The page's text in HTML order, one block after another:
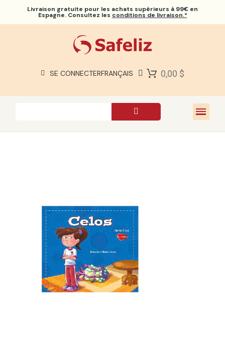
Livraison gratuite pour les achats supérieurs à 99€ en
Espagne. Consultez les conditions de livraison.*
SE CONNECTERFRANÇAIS 0,00 $
À PROPOS DE NOUS